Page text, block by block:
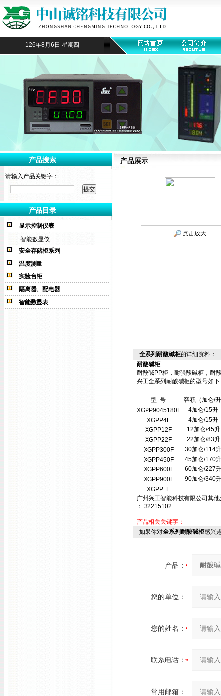
126年8月6日 星期四
产品搜索
请输入产品关键字：
产品目录
显示控制仪表
智能数显仪
安全存储柜系列
温度测量
实验台柜
隔离器、配电器
智能数显表
产品展示
点击放大
全系列耐酸碱柜的详细资料：
耐酸碱柜
耐酸碱PP柜， 耐强酸碱柜，耐
兴工全系列耐酸碱柜的型号如
型 号
容积（加仑/
XGPP9045180F
4加仑/15升
XGPP4F
4加仑/15升
XGPP12F
12加仑/45升
XGPP22F
22加仑/83升
XGPP300F
30加仑/114升
XGPP450F
45加仑/170升
XGPP600F
60加仑/227升
XGPP900F
90加仑/340升
XGPP F
广州兴工智能科技有限公司其
： 32215102
产品相关关键字：
如果你对全系列耐酸碱柜感兴
产品：
您的单位：
您的姓名：
联系电话：
常用邮箱：